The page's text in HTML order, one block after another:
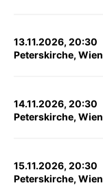
13.11.2026, 20:30
Peterskirche, Wien
14.11.2026, 20:30
Peterskirche, Wien
15.11.2026, 20:30
Peterskirche, Wien